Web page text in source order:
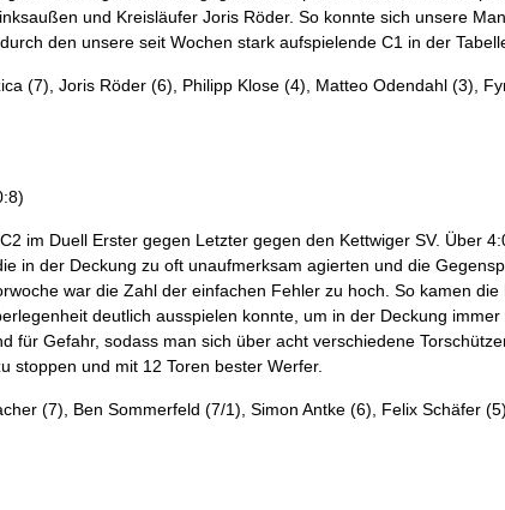
und Kreisläufer Joris Röder. So konnte sich unsere
den unsere seit Wochen stark aufspielende C1 in der
(7), Joris Röder (6), Philipp Klose (4), Matteo Odendahl (3),
im Duell Erster gegen Letzter gegen den Kettwiger SV. Über
in der Deckung zu oft unaufmerksam agierten und die
war die Zahl der einfachen Fehler zu hoch. So kamen
deutlich ausspielen konnte, um in der Deckung
für Gefahr, sodass man sich über acht verschiedene
stoppen und mit 12 Toren bester Werfer.
(7), Ben Sommerfeld (7/1), Simon Antke (6), Felix Schäfer